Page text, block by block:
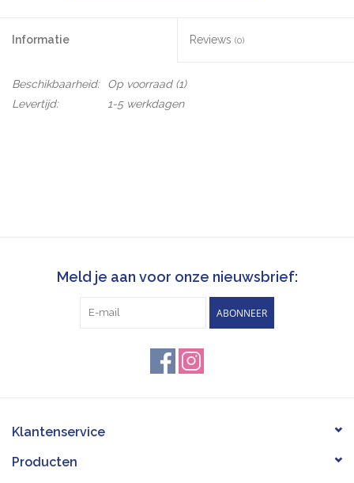
Informatie Reviews (0)
Beschikbaarheid: Op voorraad(1)
Levertijd:
1-5 werkdagen
Meld je aan voor onze nieuwsbrief:
ABONNEER
Klantenservice
Producten